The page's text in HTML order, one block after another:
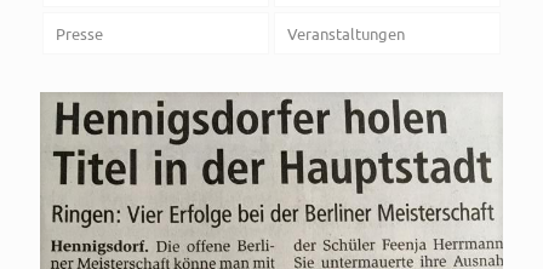
Presse Veranstaltungen